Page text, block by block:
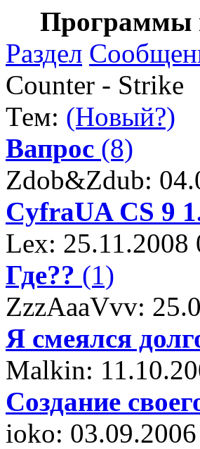
Программы
Раздел
Counter - Strike
Тем: (Новый?)
Вапрос (8)
Zdob&Zdub:
CyfraUA CS 9
Lex: 25.11.2008
Где?? (1)
ZzzAaaVvv:
Я смеялся
Malkin:
Создание
ioko: